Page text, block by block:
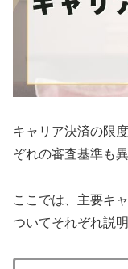
キャリア決済の限
ぞれの審査基準も
ここでは、主要キ
ついてそれぞれ説明